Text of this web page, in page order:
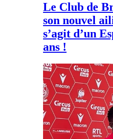
Le Club de
son nouvel
s’agit d’un
ans !